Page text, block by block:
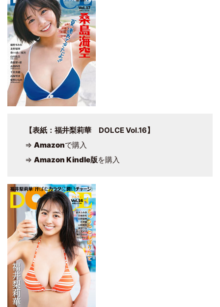
【表紙：福井梨莉華 DOLCE Vol.16】
⇒ Amazonで購入
⇒ Amazon Kindle版を購入